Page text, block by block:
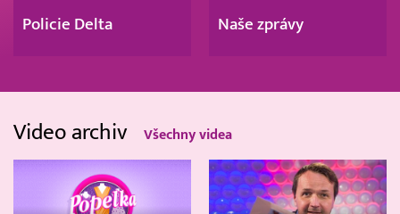
Policie Delta Naše zprávy
Video archiv Všechny videa